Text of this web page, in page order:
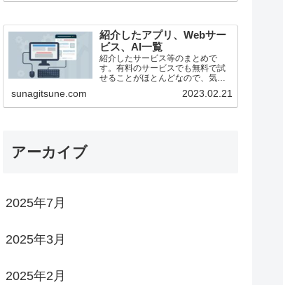
紹介したアプリ、Webサー
ビス、AI一覧
紹介したサービス等のまとめで
す。有料のサービスでも無料で試
せることがほとんどなので、気に
sunagitsune.com 2023.02.21
アーカイブ
2025年7月
2025年3月
2025年2月